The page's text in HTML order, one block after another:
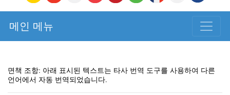
메인 메뉴
면책 조항: 아래 표시된 텍스트는 타사 번역 도구를 사용하여 다른
언어에서 자동 번역되었습니다.